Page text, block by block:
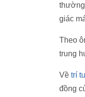
thường
giác
Theo
trung
Về trí
đồng